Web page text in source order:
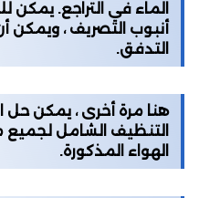
الماء في التراجع. يمكن
أنبوب التصريف ، ويمكن
التدفق.
هنا مرة أخرى ، يمكن
التنظيف الشامل
الهواء المذكورة.